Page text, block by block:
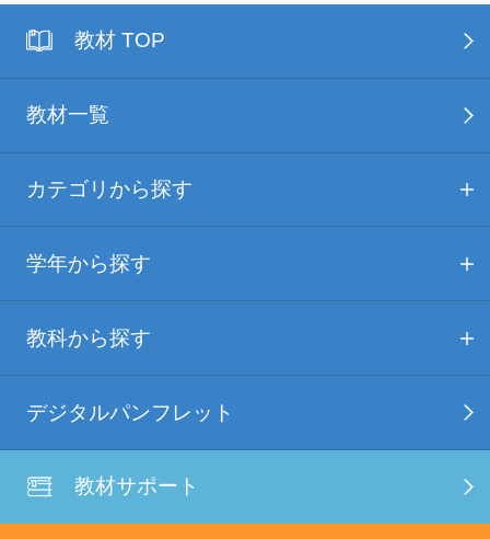
教材 TOP
教材一覧
カテゴリから探す
学年から探す
教科から探す
デジタルパンフレット
教材サポート